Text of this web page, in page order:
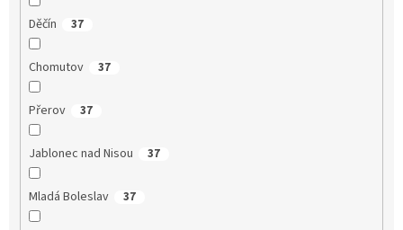
Děčín 37
Chomutov 37
Přerov 37
Jablonec nad Nisou 37
Mladá Boleslav 37